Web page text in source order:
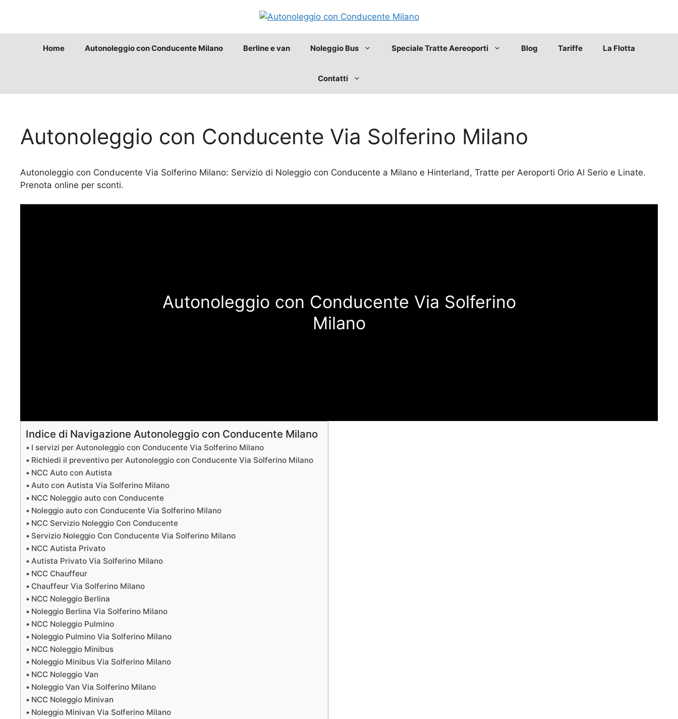
contenuto
Home Autonoleggio con Conducente Milano Berline e van Noleggio Bus Speciale Tratte Aereoporti Blog Tariffe La Flotta
Contatti
Autonoleggio con Conducente Via Solferino Milano
Autonoleggio con Conducente Via Solferino Milano: Servizio di Noleggio con Conducente a Milano e Hinterland, Tratte per Aeroporti Orio Al Serio e Linate.
Prenota online per sconti.
Autonoleggio con Conducente Via Solferino
Milano
Indice di Navigazione Autonoleggio con Conducente Milano
I servizi per Autonoleggio con Conducente Via Solferino Milano
Richiedi il preventivo per Autonoleggio con Conducente Via Solferino Milano
NCC Auto con Autista
Auto con Autista Via Solferino Milano
NCC Noleggio auto con Conducente
Noleggio auto con Conducente Via Solferino Milano
NCC Servizio Noleggio Con Conducente
Servizio Noleggio Con Conducente Via Solferino Milano
NCC Autista Privato
Autista Privato Via Solferino Milano
NCC Chauffeur
Chauffeur Via Solferino Milano
NCC Noleggio Berlina
Noleggio Berlina Via Solferino Milano
NCC Noleggio Pulmino
Noleggio Pulmino Via Solferino Milano
NCC Noleggio Minibus
Noleggio Minibus Via Solferino Milano
NCC Noleggio Van
Noleggio Van Via Solferino Milano
NCC Noleggio Minivan
Noleggio Minivan Via Solferino Milano